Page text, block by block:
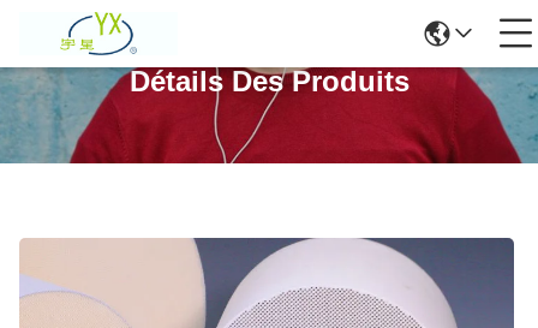
Détails Des Produits